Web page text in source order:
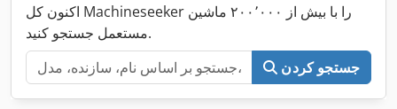
اکنون کل Machineseeker را با بیش از ۲۰۰٬۰۰۰ ماشین
مستعمل جستجو کنید.
جستجو کردن